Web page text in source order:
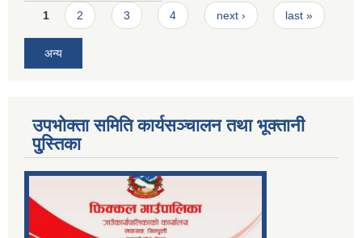
Pages
1 2 3 4 next › last »
अन्य
उपभोक्ता समिति कार्यसञ्चालन तथा भूक्तानी
पु्स्तिका